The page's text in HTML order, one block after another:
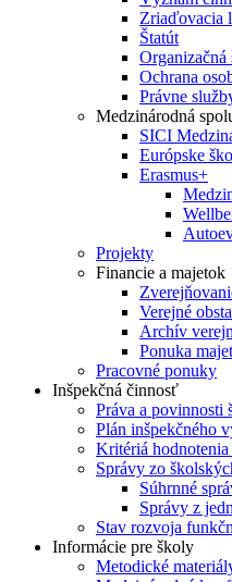
Zriaďovacia
Štatút
Organizačná
Ochrana
Právne
Medzinárodná
SICI
Európske
Erasmus+
Projekty
Financie a majetok
Verejné
Archív
Ponuka
Pracovné ponuky
Inšpekčná činnosť
Práva a povinnosti
Plán inšpekčného
Kritériá
Správy zo
Súhrnné
Správy z
Stav rozvoja
Informácie pre školy
Metodické